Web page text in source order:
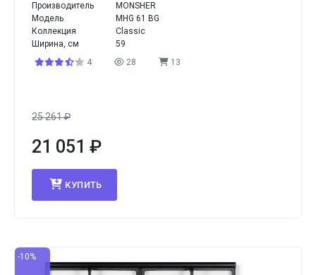
Производитель
MONSHER
Модель
MHG 61 BG
Коллекция
Classic
Ширина, см
59
4
28 13
25 261₽
21 051 ₽
КУПИТЬ
-10%